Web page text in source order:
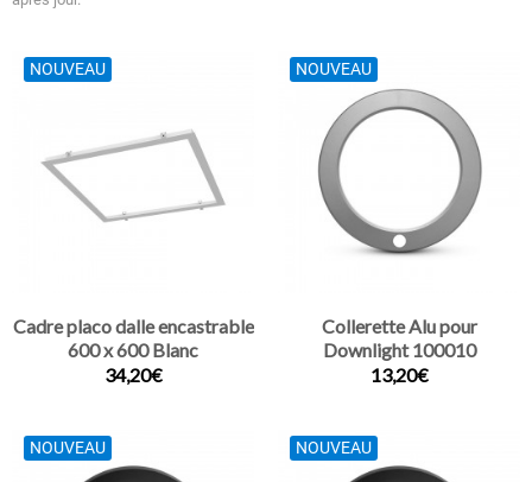
NOUVEAU
Cadre placo dalle encastrable
600 x 600 Blanc
34,20€
NOUVEAU
Collerette Alu pour
Downlight 100010
13,20€
NOUVEAU NOUVEAU